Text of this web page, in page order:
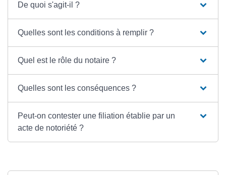
De quoi s'agit-il ?
Quelles sont les conditions à remplir ?
Quel est le rôle du notaire ?
Quelles sont les conséquences ?
Peut-on contester une filiation établie par un
acte de notoriété ?